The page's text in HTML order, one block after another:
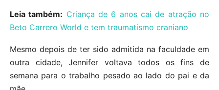
Leia também: Criança de 6 anos cai de atração no
Beto Carrero World e tem traumatismo craniano
Mesmo depois de ter sido admitida na faculdade em
outra cidade, Jennifer voltava todos os fins de
semana para o trabalho pesado ao lado do pai e da